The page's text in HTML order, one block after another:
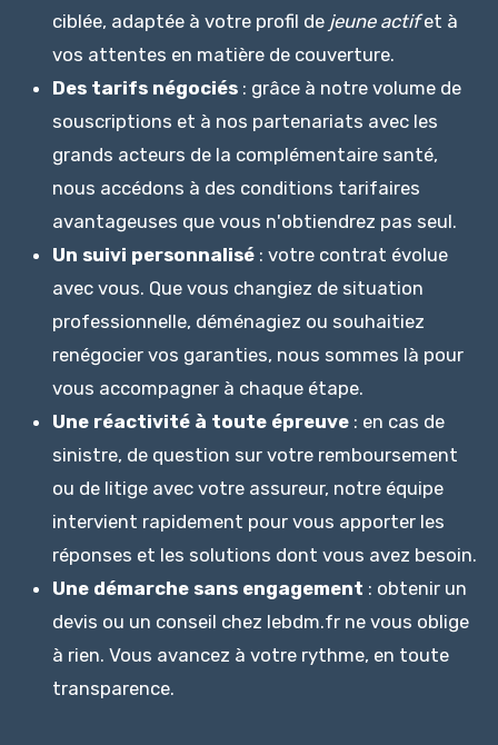
ciblée, adaptée à votre profil de jeune actifet à
vos attentes en matière de couverture.
Des tarifs négociés : grâce à notre volume de
souscriptions et à nos partenariats avec les
grands acteurs de la complémentaire santé,
nous accédons à des conditions tarifaires
avantageuses que vous n'obtiendrez pas seul.
Un suivi personnalisé : votre contrat évolue
avec vous. Que vous changiez de situation
professionnelle, déménagiez ou souhaitiez
renégocier vos garanties, nous sommes là pour
vous accompagner à chaque étape.
Une réactivité à toute épreuve : en cas de
sinistre, de question sur votre remboursement
ou de litige avec votre assureur, notre équipe
intervient rapidement pour vous apporter les
réponses et les solutions dont vous avez besoin.
Une démarche sans engagement : obtenir un
devis ou un conseil chez lebdm.fr ne vous oblige
à rien. Vous avancez à votre rythme, en toute
transparence.